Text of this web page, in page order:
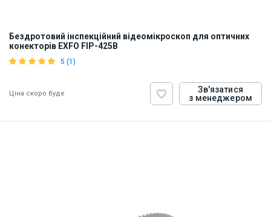
Бездротовий інспекційний відеомікроскоп для оптичних
конекторів EXFO FIP-425B
5 (1)
Ціна скоро буде
Зв'язатися
з менеджером